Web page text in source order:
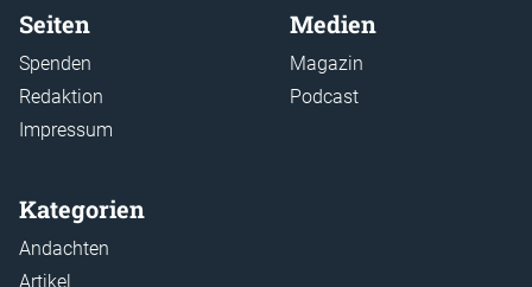
Seiten
Spenden
Redaktion
Impressum
Medien
Magazin
Podcast
Kategorien
Andachten
Artikel